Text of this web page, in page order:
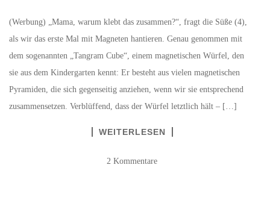
(Werbung) „Mama, warum klebt das zusammen?“, fragt die Süße (4),
als wir das erste Mal mit Magneten hantieren. Genau genommen mit
dem sogenannten „Tangram Cube“, einem magnetischen Würfel, den
sie aus dem Kindergarten kennt: Er besteht aus vielen magnetischen
Pyramiden, die sich gegenseitig anziehen, wenn wir sie entsprechend
zusammensetzen. Verblüffend, dass der Würfel letztlich hält – […]
WEITERLESEN
2 Kommentare